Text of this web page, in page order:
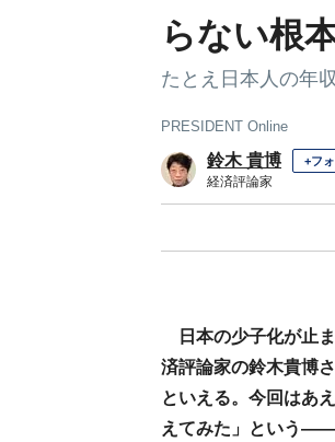
らない根
たとえ日本人の年
PRESIDENT Online
鈴木 貴博 +フ
経済評論家
日本の少子化が止
済評論家の鈴木貴博
といえる。今回はあ
えてみた」という――